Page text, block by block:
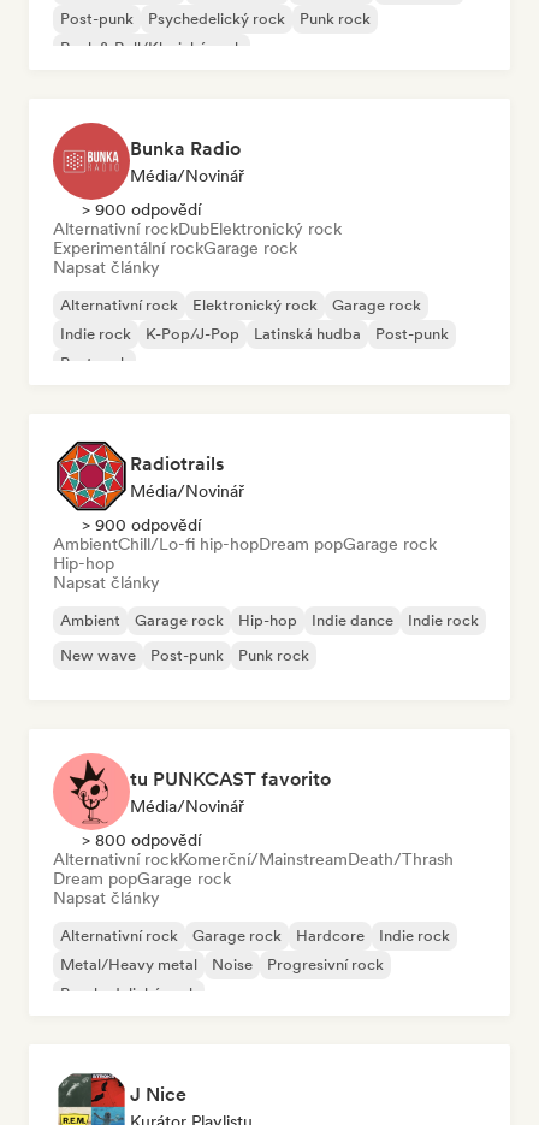
Post-punk
Psychedelický rock
Punk rock
Rock & Roll/Klasický rock
Bunka Radio
Média/novinář
> 900 odpovědí
Alternativní rockDubElektronický rock
Experimentální rockGarage rock
Napsat články
Alternativní rock Elektronický rock
Garage rock
Indie rock
K-Pop/J-Pop Latinská hudba
Post-punk
Post rock
Radiotrails
Média/novinář
> 900 odpovědí
AmbientChill/Lo-fi hip-hopDream popGarage rock
Hip-hop
Napsat články
Ambient Garage rock Hip-hop Indie dance
Indie rock
New wave
Post-punk Punk rock
tu PUNKCAST favorito
Média/novinář
> 800 odpovědí
Alternativní rockKomerční/MainstreamDeath/Thrash
Dream popGarage rock
Napsat články
Alternativní rock Garage rock Hardcore
Indie rock
Metal/Heavy metal
Noise
Progresivní rock
Psychedelický rock
J Nice